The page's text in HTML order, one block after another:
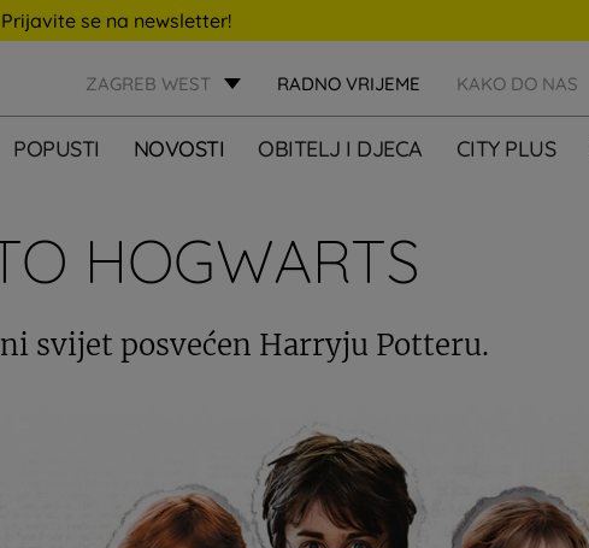
Prijavite se na newsletter!
ZAGREB WEST RADNO VRIJEME KAKO DO NAS
POPUSTI NOVOSTI OBITELJ I DJECA CITY PLUS
HOGWARTS
svijet posvećen Harryju Potteru.